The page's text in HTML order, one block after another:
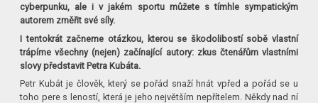
cyberpunku, ale i v jakém sportu můžete s tímhle sympatickým
autorem změřit své síly.
I tentokrát začneme otázkou, kterou se škodolibostí sobě vlastní
trápíme všechny (nejen) začínající autory: zkus čtenářům vlastními
slovy představit Petra Kubáta.
Petr Kubát je člověk, který se pořád snaží hnát vpřed a pořád se u
toho pere s leností, která je jeho největším nepřítelem. Někdy nad ní